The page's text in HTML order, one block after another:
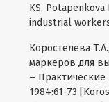
KS,
industrial
Коростелева
маркеров для
–
1984:61-73